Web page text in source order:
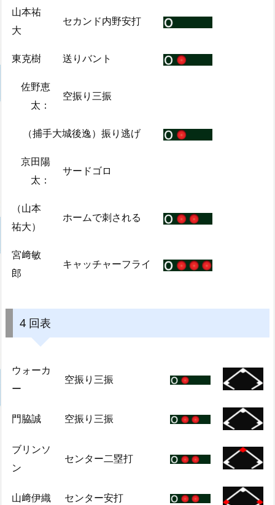
山本祐
大
セカンド内野安打
東克樹 送りバント
佐野恵
太：
空振り三振
（捕手大城後逸）振り逃げ
京田陽
太：
サードゴロ
（山本
祐大）
ホームで刺される
宮﨑敏
郎
キャッチャーフライ
4 回表
ウォーカ
ー
空振り三振
門脇誠 空振り三振
ブリンソ
ン
センター二塁打
山﨑伊織 センター安打